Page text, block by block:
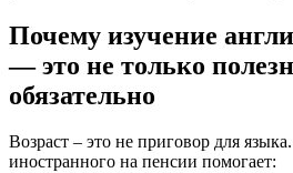
Почему изучение
— это не только
обязательно
Возраст – это не приговор для
иностранного на пенсии помогает: